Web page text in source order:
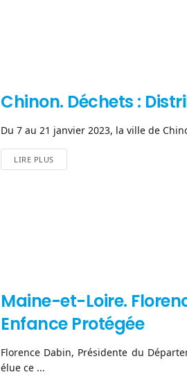
Chinon. Déchets :
Du 7 au 21 janvier 2023, la ville de
LIRE PLUS
Maine-et-Loire.
Enfance Protégée
Florence Dabin, Présidente du
élue ce ...